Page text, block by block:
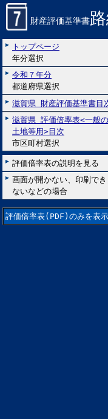
財産評価基準書
トップページ
年分選択
令和７年分
都道府県選択
滋賀県 財産評価基準書目
滋賀県 評価倍率表<一般の
土地等用>目次
市区町村選択
評価倍率表の説明を見る
画面が開かない、印刷でき
ないなどの場合
評価倍率表(PDF)のみを表示